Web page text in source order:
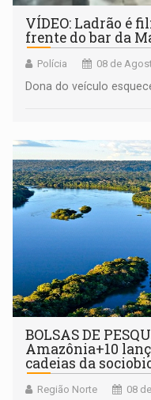
VÍDEO: Ladrão é
frente do bar da
Polícia 08 de
Dona do veículo
BOLSAS DE
Amazônia+10
cadeias da
Região Norte 08